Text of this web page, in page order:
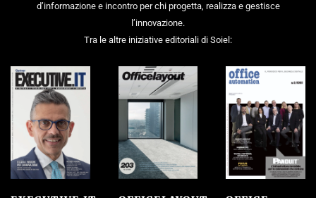
d’informazione e incontro per chi progetta, realizza e gestisce
l’innovazione.
Tra le altre iniziative editoriali di Soiel: